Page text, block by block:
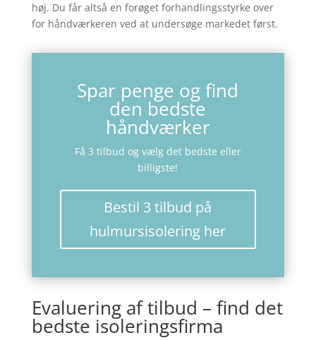
høj. Du får altså en forøget forhandlingsstyrke over
for håndværkeren ved at undersøge markedet først.
Spar penge og find
den bedste
håndværker
Få 3 tilbud og vælg det bedste eller
billigste!
Bestil 3 tilbud på
hulmursisolering her
Evaluering af tilbud – find det
bedste isoleringsfirma